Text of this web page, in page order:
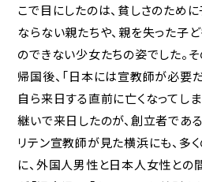
こで目にしたのは、貧しさのため
ならない親たちや、親を失った子
のできない少女たちの姿でした。
帰国後、「日本には宣教師が必要だ
自ら来日する直前に亡くなってし
継いで来日したのが、創立者であ
リテン宣教師が見た横浜にも、多
に、外国人男性と日本人女性との